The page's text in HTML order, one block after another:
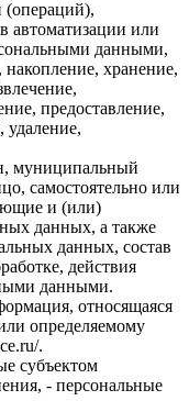
(операций),
автоматизации или
данными,
хранение,
предоставление,
удаление,
муниципальный
самостоятельно или
и (или)
данных, а также
данных, состав
действия
данными.
относящаяся
определяемому
.
субъектом
- персональные